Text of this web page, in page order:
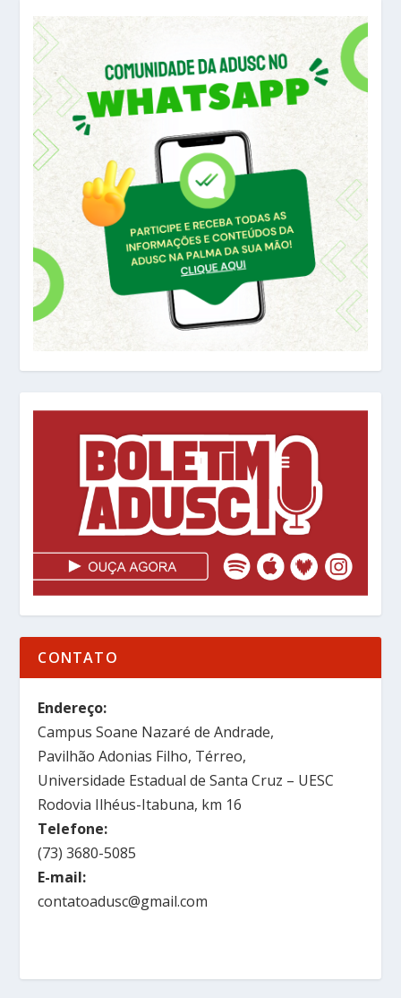
CONTATO
Endereço:
Campus Soane Nazaré de Andrade,
Pavilhão Adonias Filho, Térreo,
Universidade Estadual de Santa Cruz – UESC
Rodovia Ilhéus-Itabuna, km 16
Telefone:
(73) 3680-5085
E-mail:
contatoadusc@gmail.com